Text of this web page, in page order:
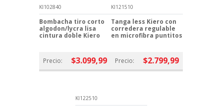
KI102840
Bombacha tiro corto
algodon/lycra lisa
cintura doble Kiero
Precio: $3.099,99
KI121510
Tanga less Kiero con
corredera regulable
en microfibra puntitos
Precio: $2.799,99
KI122510